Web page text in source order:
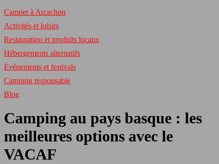
Camper à Arcachon
Activités et loisirs
Restauration et produits locaux
Hébergements alternatifs
Événements et festivals
Camping responsable
Blog
Camping au pays basque : les
meilleures options avec le
VACAF